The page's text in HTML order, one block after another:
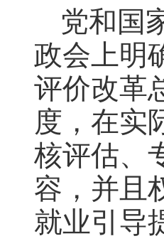
党和国
政会上明
评价改革
度，在实
核评估、
容，并且
就业引导